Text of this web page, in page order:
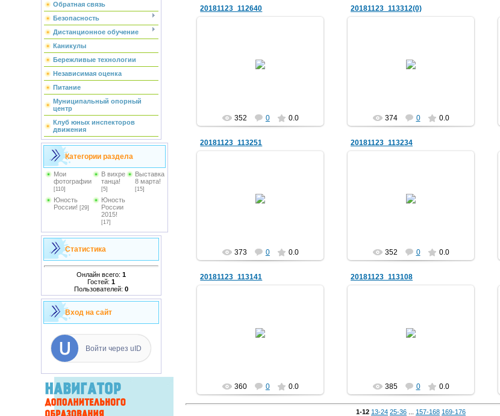
Обратная связь
Безопасность
Дистанционное обучение
Каникулы
Бережливые технологии
Независимая оценка
Питание
Муниципальный опорный
центр
Клуб юных инспекторов
движения
Категории раздела
Мои
фотографии
[110]
В вихре
танца!
[5]
Выставка
8 марта!
[15]
Юность
России! [29]
Юность
России
2015!
[17]
Статистика
Онлайн всего: 1
Гостей: 1
Пользователей: 0
Вход на сайт
Войти через uID
20181123_112640
352 0 0.0
20181123_113312(0)
374 0 0.0
20181123_113251
373 0 0.0
20181123_113234
352 0 0.0
20181123_113141
360 0 0.0
20181123_113108
385 0 0.0
1-12 13-24 25-36 157-168 169-176